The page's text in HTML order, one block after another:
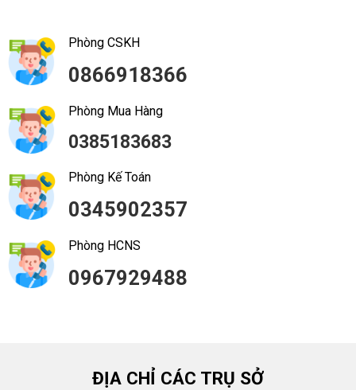
Phòng CSKH
0866918366
Phòng Mua Hàng
0385183683
Phòng Kế Toán
0345902357
Phòng HCNS
0967929488
ĐỊA CHỈ CÁC TRỤ SỞ